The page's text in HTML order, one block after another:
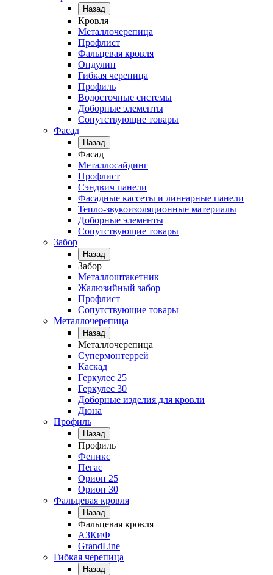
Назад
Кровля
Металлочерепица
Профлист
Фальцевая кровля
Ондулин
Гибкая черепица
Профиль
Водосточные системы
Доборные элементы
Сопутствующие товары
Фасад
Назад
Фасад
Металлосайдинг
Профлист
Сэндвич панели
Фасадные кассеты и линеарные панели
Тепло-звукоизоляционные материалы
Доборные элементы
Сопутствующие товары
Забор
Назад
Забор
Металлоштакетник
Жалюзийный забор
Профлист
Сопутствующие товары
Металлочерепица
Назад
Металлочерепица
Супермонтеррей
Каскад
Геркулес 25
Геркулес 30
Доборные изделия для кровли
Дюна
Профиль
Назад
Профиль
Феникс
Пегас
Орион 25
Орион 30
Фальцевая кровля
Назад
Фальцевая кровля
АЗКиФ
GrandLine
Гибкая черепица
Назад